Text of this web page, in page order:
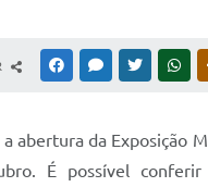
FACEBOOKMESSENGER
TWITTER
a abertura da Exposição
É possível conferir